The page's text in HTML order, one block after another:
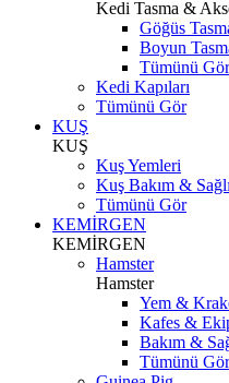
Kedi Tasma &
Göğüs
Boyun
Tümünü Gör
Kedi Kapıları
Tümünü Gör
KUŞ
KUŞ
Kuş Yemleri
Kuş Bakım &
Tümünü Gör
KEMİRGEN
KEMİRGEN
Hamster
Hamster
Yem &
Kafes &
Bakım &
Tümünü Gör